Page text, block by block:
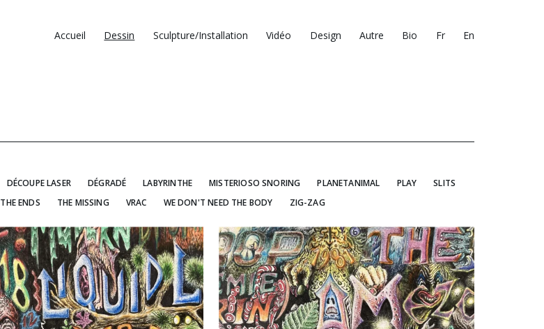
Accueil Dessin Sculpture/Installation Vidéo Design Autre Bio Fr En
DÉCOUPE LASER DÉGRADÉ LABYRINTHE MISTERIOSO SNORING PLANETANIMAL PLAY
SLITS
THE ENDS THE MISSING VRAC WE DON'T NEED THE BODY ZIG-ZAG